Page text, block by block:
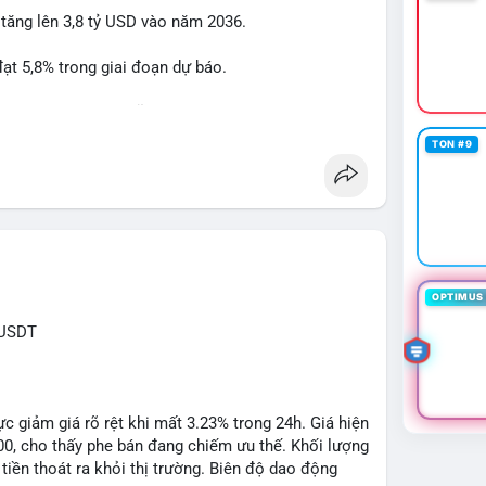
#1point49trieuusd
lên 3,8 tỷ USD vào năm 2036.
5,8% trong giai đoạn dự báo.
giảm giá rõ rệt khi mất 3.23% trong 24h. Giá hiện
cho thấy phe bán đang chiếm ưu thế. Khối lượng
thoát ra khỏi thị trường. Biên độ dao động
TON #9
OPTIMUS